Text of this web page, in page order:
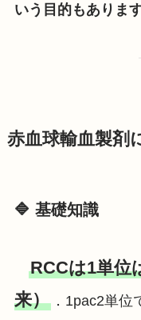
いう目的もありま
赤血球輸血製剤
🔷 基礎知識
RCCは1単位
来）．1pac2単位